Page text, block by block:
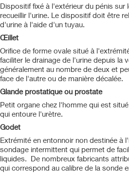
Dispositif fixé à l'extérieur du pénis sur
recueillir l'urine. Le dispositif doit être
d'urine à l'aide d'un tuyau.
Œillet
Orifice de forme ovale situé à
faciliter le drainage de l'urine depuis la
généralement au nombre de deux et
face de l'autre ou de manière décalée.
Glande prostatique ou prostate
Petit organe chez l'homme qui est
qui entoure l'urètre.
Godet
Extrémité en entonnoir non destinée à
sondage intermittent qui permet de
liquides. De nombreux fabricants
qui correspond au calibre de la sonde